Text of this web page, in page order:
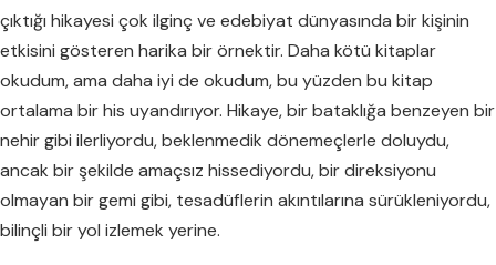
çıktığı hikayesi çok ilginç ve edebiyat dünyasında bir kişinin
etkisini gösteren harika bir örnektir. Daha kötü kitaplar
okudum, ama daha iyi de okudum, bu yüzden bu kitap
ortalama bir his uyandırıyor. Hikaye, bir bataklığa benzeyen bir
nehir gibi ilerliyordu, beklenmedik dönemeçlerle doluydu,
ancak bir şekilde amaçsız hissediyordu, bir direksiyonu
olmayan bir gemi gibi, tesadüflerin akıntılarına sürükleniyordu,
bilinçli bir yol izlemek yerine.